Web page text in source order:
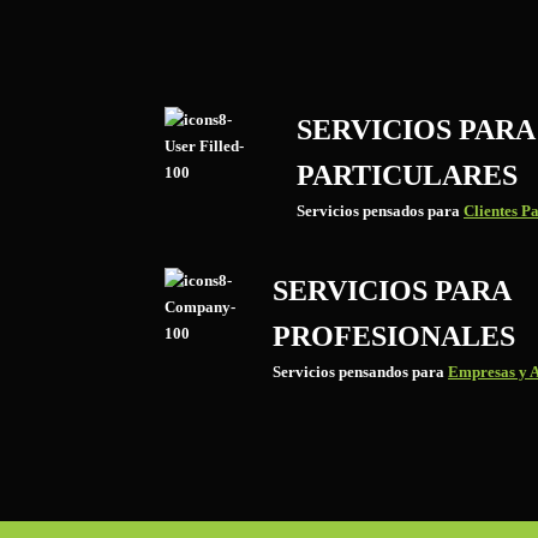
SERVICIOS PARA
PARTICULARES
Servicios pensados para Clientes
SERVICIOS PARA
PROFESIONALES
Servicios pensandos para Empresas y